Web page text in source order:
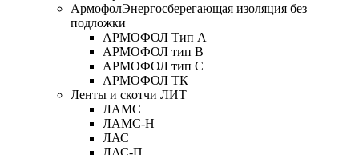
АрмофолЭнергосберегающая изоляция без
подложки
АРМОФОЛ Тип А
АРМОФОЛ тип В
АРМОФОЛ тип C
АРМОФОЛ ТК
Ленты и скотчи ЛИТ
ЛАМС
ЛАМС-Н
ЛАС
ЛАС-П